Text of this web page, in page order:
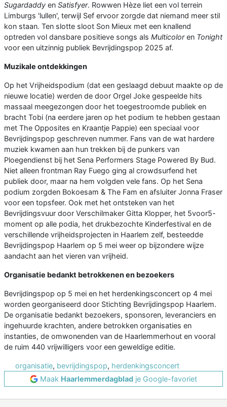
Sugardaddy en Satisfyer. Rowwen Hèze liet een vol terrein
Limburgs 'lullen', terwijl Sef ervoor zorgde dat niemand meer stil
kon staan. Ten slotte sloot Son Mieux met een knallend
optreden vol dansbare positieve songs als Multicoloren Tonight
voor een uitzinnig publiek Bevrijdingspop 2025 af.
Muzikale ontdekkingen
Op het Vrijheidspodium (dat een geslaagd debuut maakte op de
nieuwe locatie) werden de door Orgel Joke gespeelde hits
massaal meegezongen door het toegestroomde publiek en
bracht Tobi (na eerdere jaren op het podium te hebben gestaan
met The Opposites en Kraantje Pappie) een speciaal voor
Bevrijdingspop geschreven nummer. Fans van de wat hardere
muziek kwamen aan hun trekken bij de punkers van
Ploegendienst bij het Sena Performers Stage Powered By Bud.
Niet alleen frontman Ray Fuego ging al crowdsurfend het
publiek door, maar na hem volgden vele fans. Op het Sena
podium zorgden Bokoesam & The Fam en afsluiter Jonna Fraser
voor een topsfeer. Ook met het ontsteken van het
Bevrijdingsvuur door Verschilmaker Gitta Klopper, het 5voor5-
moment op alle podia, het drukbezochte Kinderfestival en de
verschillende vrijheidsprojecten in Haarlem zelf, besteedde
Bevrijdingspop Haarlem op 5 mei weer op bijzondere wijze
aandacht aan het vieren van vrijheid.
Organisatie bedankt betrokkenen en bezoekers
Bevrijdingspop op 5 mei en het herdenkingsconcert op 4 mei
worden georganiseerd door Stichting Bevrijdingspop Haarlem.
De organisatie bedankt bezoekers, sponsoren, leveranciers en
ingehuurde krachten, andere betrokken organisaties en
instanties, de omwonenden van de Haarlemmerhout en vooral
de ruim 440 vrijwilligers voor een geweldige editie.
organisatie, bevrijdingspop, herdenkingsconcert
Maak Haarlemmerdagblad je Google-favoriet